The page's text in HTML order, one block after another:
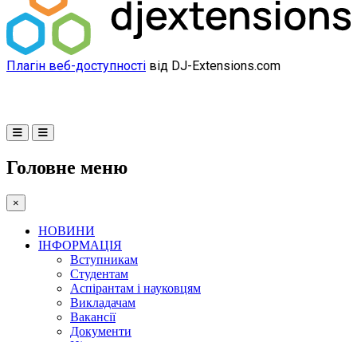
Плагін веб-доступності від DJ-Extensions.com
Головне меню
×
НОВИНИ
ІНФОРМАЦІЯ
Вступникам
Студентам
Аспірантам і науковцям
Викладачам
Вакансії
Документи